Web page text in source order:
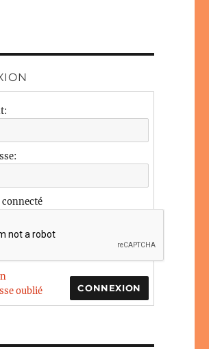
connecté
CONNEXION
oublié